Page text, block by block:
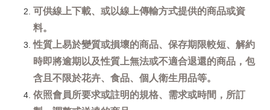
可供線上下載、或以線上傳輸方式提供的商品或資
料。
性質上易於變質或損壞的商品、保存期限較短、解約
時即將逾期以及性質上無法或不適合退還的商品，包
含且不限於花卉、食品、個人衛生用品等。
依照會員所要求或註明的規格、需求或時間，所訂